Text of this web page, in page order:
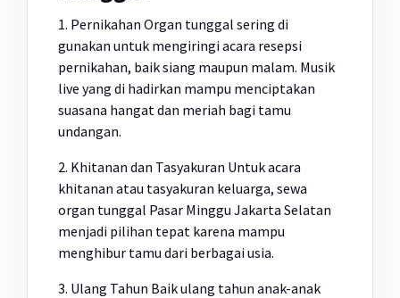
1. Pernikahan Organ tunggal sering di
gunakan untuk mengiringi acara resepsi
pernikahan, baik siang maupun malam. Musik
live yang di hadirkan mampu menciptakan
suasana hangat dan meriah bagi tamu
undangan.
2. Khitanan dan Tasyakuran Untuk acara
khitanan atau tasyakuran keluarga, sewa
organ tunggal Pasar Minggu Jakarta Selatan
menjadi pilihan tepat karena mampu
menghibur tamu dari berbagai usia.
3. Ulang Tahun Baik ulang tahun anak-anak